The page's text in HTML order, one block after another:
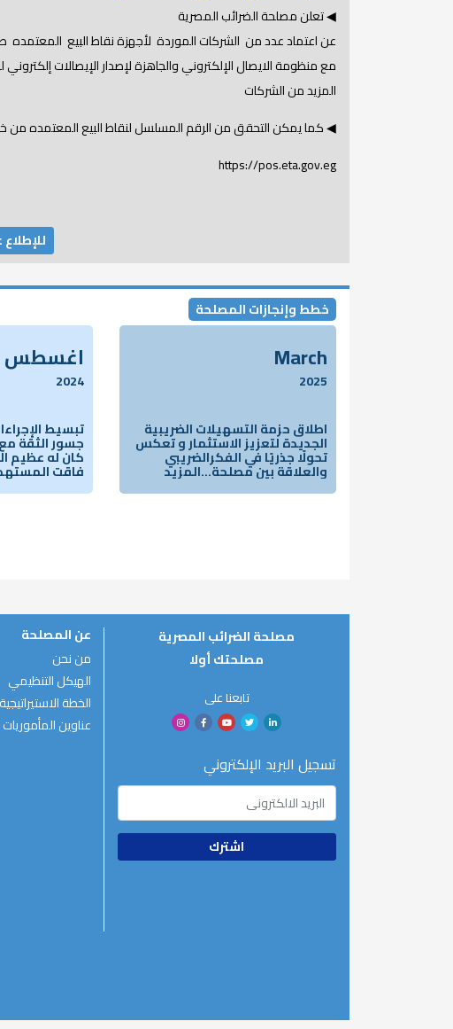
◀ تعلن مصلحة الضرائب المصرية
عن اعتماد عدد من الشركات الموردة لأجهزة نقاط البيع المعتمده
مع منظومة الايصال الإلكتروني والجاهزة لإصدار الإيصالات
المزيد من الشركات
◀ كما يمكن التحقق من الرقم المسلسل لنقاط البيع المعتمده من
https://pos.eta.gov.eg
خطط وإنجازات المصلحة
March
2025
اطلاق حزمة التسهيلات الضريبية
الجديدة لتعزيز الاستثمار و تعكس
تحولًا جذريًا في الفكرالضريبي
والعلاقة بين مصلحة...المزيد
اغسطس
2024
تبسيط
جسور الثقة
كان له عظيم
فاقت
مصلحة الضرائب المصرية
مصلحتك أولا
تابعنا على
تسجيل البريد الإلكتروني
عن المصلحة
من نحن
الهيكل التنظيمي
الخطة الاستيراتيجية
عناوين المأموريات